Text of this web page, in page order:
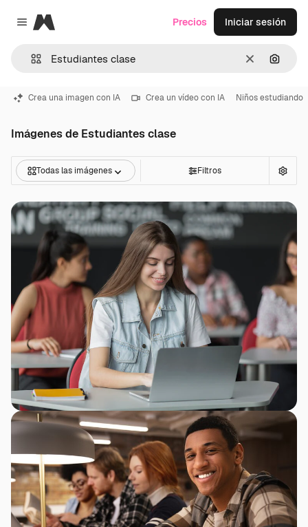
Close menu
Magnific
Borrar
Precios Iniciar sesión
Crea una imagen con IA Crea un vídeo con IA Niños estudiando
Imágenes de Estudiantes clase
Todas las imágenes Filtros